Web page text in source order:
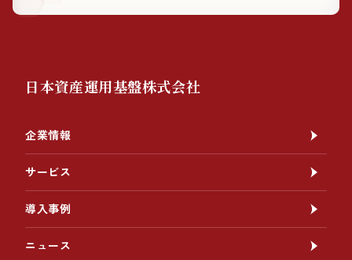
日本資産運用基盤株式会社
企業情報
サービス
導入事例
ニュース